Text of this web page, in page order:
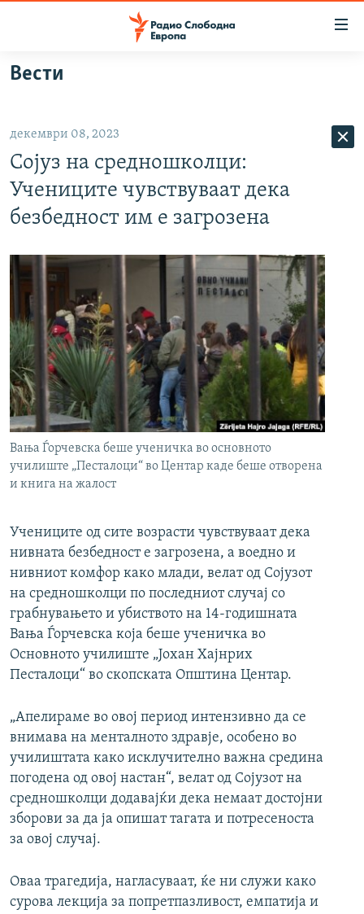
Оди
на
главната
навигација
Премини
на
ВИЗУЕЛНО
ВЕСТИ
ШТО ТРЕБА ДА ЗНАЕТЕ
ПОДКАСТ ЗОШТО?
СЛЕДЕТЕ НЕ
РСЕ веб страници
Вести
декември 08, 2023
Сојуз на средношколци:
Учениците чувствуваат дека
безбедност им е загрозена
Вања Ѓорчевска беше ученичка во основното
училиште „Песталоци“ во Центар каде беше отворена
и книга на жалост
Учениците од сите возрасти чувствуваат дека
нивната безбедност е загрозена, а воедно и
нивниот комфор како млади, велат од Сојузот
на средношколци по последниот случај со
грабнувањето и убиството на 14-годишната
Вања Ѓорчевска која беше ученичка во
Основното училиште „Јохан Хајнрих
Песталоци“ во скопската Општина Центар.
„Апелираме во овој период интензивно да се
внимава на менталното здравје, особено во
училиштата како исклучително важна средина
погодена од овој настан“, велат од Сојузот на
средношколци додавајќи дека немаат достојни
зборови за да ја опишат тагата и потресеноста
за овој случај.
Оваа трагедија, нагласуваат, ќе ни служи како
сурова лекција за попретпазливост, емпатија и